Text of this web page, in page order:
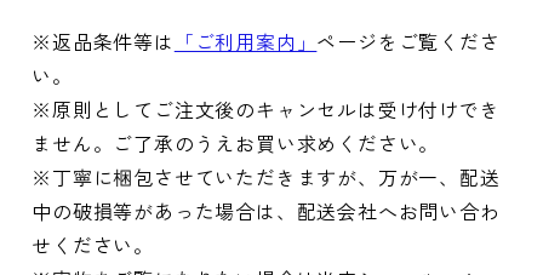
※返品条件等は 「ご利用案内」 ページをご覧くださ
い。
※原則としてご注文後のキャンセルは受け付けでき
ません。ご了承のうえお買い求めください。
※丁寧に梱包させていただきますが、万が一、配送
中の破損等があった場合は、配送会社へお問い合わ
せください。